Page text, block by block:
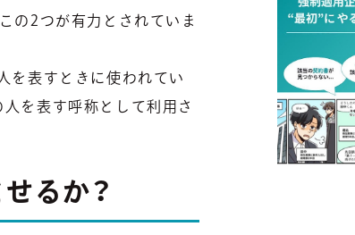
の2つが有力とされていま
を表すときに使われてい
を表す呼称として利用さ
るか？